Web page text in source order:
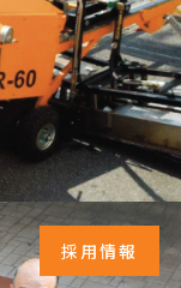
採用情報